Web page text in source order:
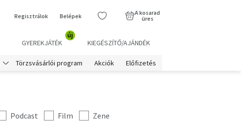
Regisztrálok Belépek
A kosarad
üres
GYEREKJÁTÉK
új
KIEGÉSZÍTŐ/AJÁNDÉK
Törzsvásárlói program Akciók Előfizetés
Podcast Film
Zene